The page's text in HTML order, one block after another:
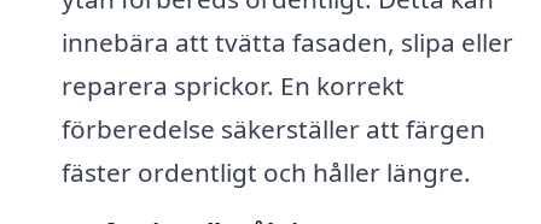
innebära att tvätta fasaden, slipa eller
reparera sprickor. En korrekt
förberedelse säkerställer att färgen
fäster ordentligt och håller längre.